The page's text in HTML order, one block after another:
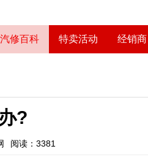
汽修百科 特卖活动 经销商
?
阅读：3381